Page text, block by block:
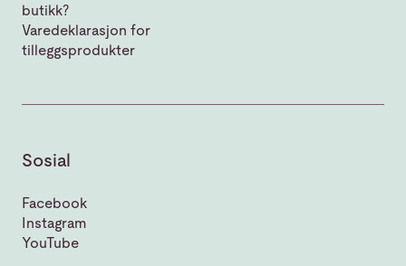
butikk?
Varedeklarasjon for
tilleggsprodukter
Sosial
Facebook
Instagram
YouTube